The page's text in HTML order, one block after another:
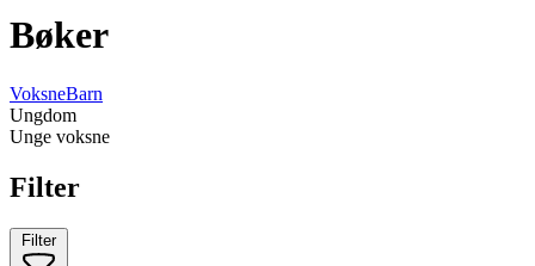
Bøker
VoksneBarn
Ungdom
Unge voksne
Filter
Filter